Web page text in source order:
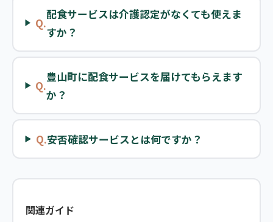
Q.
配食サービスは介護認定がなくても使えま
すか？
Q.
豊山町に配食サービスを届けてもらえます
か？
Q.安否確認サービスとは何ですか？
関連ガイド